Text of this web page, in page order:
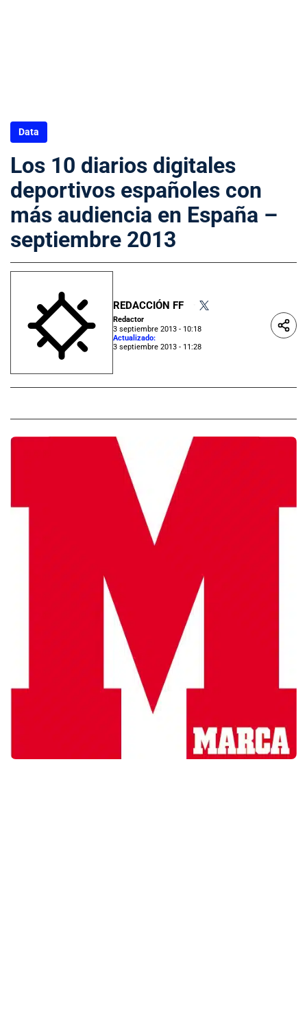
Data
Los 10 diarios digitales
deportivos españoles con
más audiencia en España –
septiembre 2013
REDACCIÓN FF
Redactor
3 septiembre 2013 - 10:18
Actualizado:
3 septiembre 2013 - 11:28